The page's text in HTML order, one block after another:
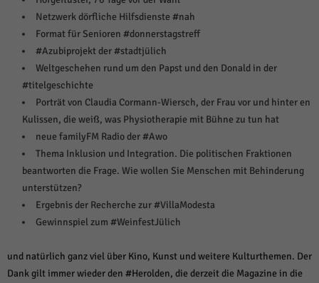
Netzwerk dörfliche Hilfsdienste #nah
Format für Senioren #donnerstagstreff
#Azubiprojekt der #stadtjülich
Weltgeschehen rund um den Papst und den Donald in der
#titelgeschichte
Porträt von Claudia Cormann-Wiersch, der Frau vor und hinter en
Kulissen, die weiß, was Physiotherapie mit Bühne zu tun hat
neue familyFM Radio der #Awo
Thema Inklusion und Integration. Die politischen Fraktionen
beantworten die Frage. Wie wollen Sie Menschen mit Behinderung
unterstützen?
Ergebnis der Recherche zur #VillaModesta
Gewinnspiel zum #WeinfestJülich
und natürlich ganz viel über Kino, Kunst und weitere Kulturthemen. Der
Dank gilt immer wieder den #Herolden, die derzeit die Magazine in die
auswählen.
Zurück
Datenschutzeinstellungen
Essenziell (1)
Essenzielle Cookies ermöglichen grundlegende Funktionen und sind für die
einwandfreie Funktion der Website erforderlich.
Cookie-Informationen anzeigen
Statistiken (1)
Statistik Cookies erfassen Informationen anonym. Diese Informationen helfen
uns zu verstehen, wie unsere Besucher unsere Website nutzen.
Marketing (1)